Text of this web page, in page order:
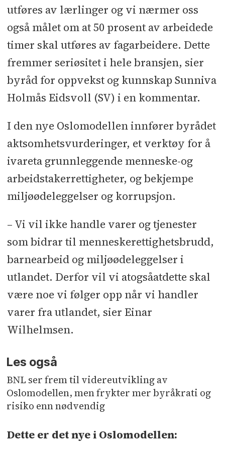
utføres av lærlinger og vi nærmer oss
også målet om at 50 prosent av arbeidede
timer skal utføres av fagarbeidere. Dette
fremmer seriøsitet i hele bransjen, sier
byråd for oppvekst og kunnskap Sunniva
Holmås Eidsvoll (SV) i en kommentar.
I den nye Oslomodellen innfører byrådet
aktsomhetsvurderinger, et verktøy for å
ivareta grunnleggende menneske-og
arbeidstakerrettigheter, og bekjempe
miljøødeleggelser og korrupsjon.
– Vi vil ikke handle varer og tjenester
som bidrar til menneskerettighetsbrudd,
barnearbeid og miljøødeleggelser i
utlandet. Derfor vil vi atogsåatdette skal
være noe vi følger opp når vi handler
varer fra utlandet, sier Einar
Wilhelmsen.
Les også
BNL ser frem til videreutvikling av
Oslomodellen, men frykter mer byråkrati og
risiko enn nødvendig
Dette er det nye i Oslomodellen: